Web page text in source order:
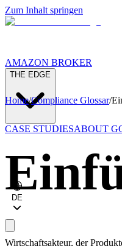
Zum Inhalt springen
AMAZON BROKER
THE EDGE
CASE STUDIESABOUT
DE
Home/Compliance Glossar/
Wirtschaftsakteur, der